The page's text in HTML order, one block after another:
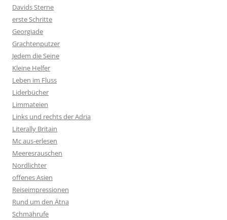
Davids Sterne
erste Schritte
Georgiade
Grachtenputzer
Jedem die Seine
Kleine Helfer
Leben im Fluss
Liderbücher
Limmateien
Links und rechts der Adria
Literally Britain
Mc aus-erlesen
Meeresrauschen
Nordlichter
offenes Asien
Reiseimpressionen
Rund um den Ätna
Schmährufe